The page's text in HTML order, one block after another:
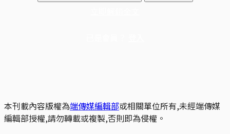
本刊載內容版權為端傳媒編輯部或相關單位所有,未經端傳媒
編輯部授權,請勿轉載或複製,否則即為侵權。